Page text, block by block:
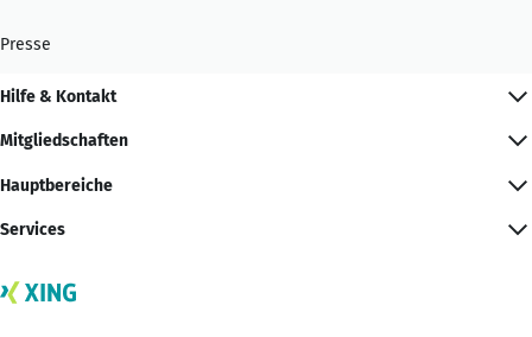
Presse
Hilfe & Kontakt
Mitgliedschaften
Hauptbereiche
Services